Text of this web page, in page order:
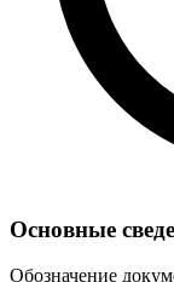
Основные
Обозначение